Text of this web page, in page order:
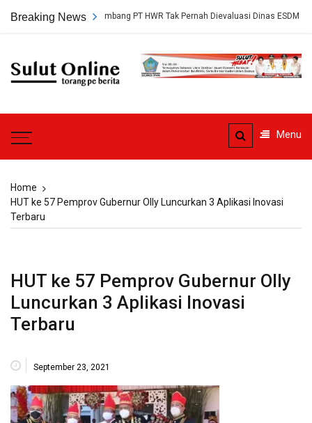
Breaking News
Persetujuan Tambang PT HWR Tak Pernah Dievaluasi Dinas ESDM
Sulut
Menu
Home
HUT ke 57 Pemprov Gubernur Olly Luncurkan 3 Aplikasi Inovasi
Terbaru
HUT ke 57 Pemprov Gubernur Olly
Luncurkan 3 Aplikasi Inovasi
Terbaru
September 23, 2021